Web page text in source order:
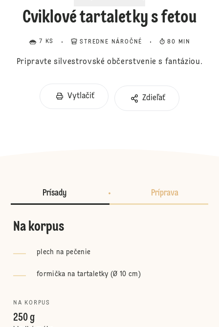
Cviklové tartaletky s fetou
7 KS STREDNE NÁROČNÉ 80 MIN
Pripravte silvestrovské občerstvenie s fantáziou.
Vytlačiť Zdieľať
Prísady Príprava
Na korpus
plech na pečenie
formička na tartaletky (Ø 10 cm)
NA KORPUS
250 g